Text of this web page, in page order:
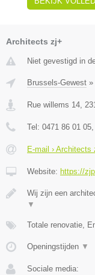
Architects zj+
Niet gevestigd in
Brussels-Gewest »
Rue willems 14,
Tel: 0471 86 01 05
E-mail › Architects
Website: https://
Wij zijn een
▼
Totale renovatie,
Openingstijden ▼
Sociale media: